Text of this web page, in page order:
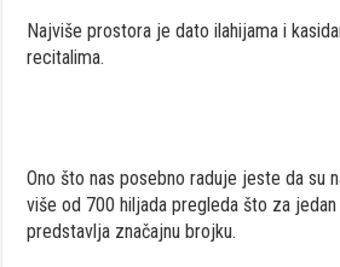
Najviše prostora je dato ilahijama i
recitalima.
Ono što nas posebno raduje jeste da su
više od 700 hiljada pregleda što za
predstavlja značajnu brojku.